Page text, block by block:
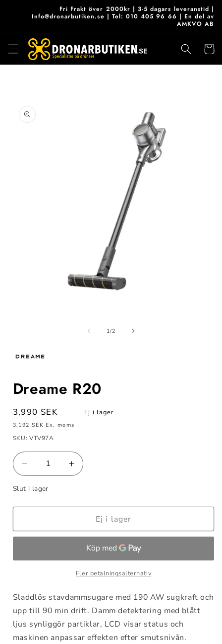
Fri Frakt över 2000kr | 3-5 dagars leveranstid |
Info@dronarbutiken.se | Tel: 010 405 96 66 | En del av
AMKVO AB
1/av
2
Dreame R20
Ordinarie
pris
3,990 SEK
3,192 SEK Ex. moms
Ej i lager
SKU: VTV97A
Minska
kvantitet
för
Öka
kvantitet
Slut i lager
Ej i lager
Fler betalningsalternativ
Sladdlös stavdammsugare med 190 AW sugkraft och
upp till 90 min drift. Damm detektering med blått
ljus synliggör partiklar, LCD visar status och
maskinen anpassar effekten efter smutsnivån.